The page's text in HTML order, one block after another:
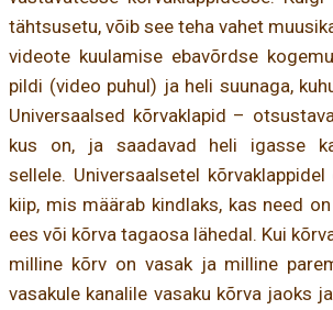
tähtsusetu, võib see teha vahet
videote kuulamise ebavõrdse
pildi (video puhul) ja heli suunaga,
Universaalsed kõrvaklapid –
kus on, ja saadavad heli igasse
sellele. Universaalsetel
kiip, mis määrab kindlaks, kas need
ees või kõrva tagaosa lähedal. Kui
milline kõrv on vasak ja milline
vasakule kanalile vasaku kõrva jaoks